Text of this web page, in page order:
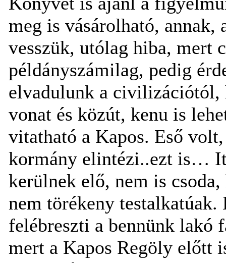
meg is vásárolható,
vesszük, utólag hiba, mert
példányszámilag, pedig
elvadulunk a civilizációtól,
vonat és közút, kenu is
vitatható a Kapos. Eső
kormány elintézi..ezt is…
kerülnek elő, nem is
nem törékeny
felébreszti a bennünk lakó
mert a Kapos Regöly előtt